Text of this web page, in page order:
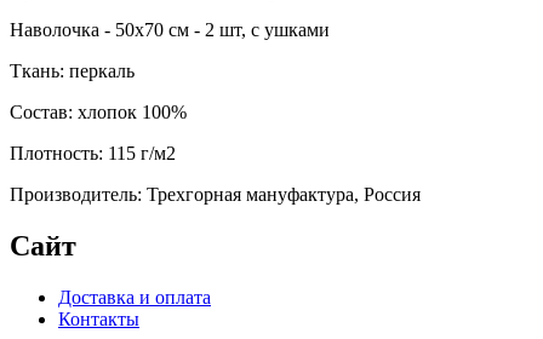
Наволочка - 50х70 см - 2 шт, с ушками
Ткань: перкаль
Состав: хлопок 100%
Плотность: 115 г/м2
Производитель: Трехгорная мануфактура, Россия
Сайт
Доставка и оплата
Контакты